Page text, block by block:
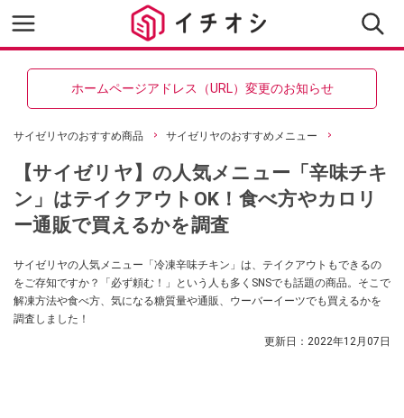
ホームページアドレス（URL）変更のお知らせ
サイゼリヤのおすすめ商品 サイゼリヤのおすすめメニュー
【サイゼリヤ】の人気メニュー「辛味チキ
ン」はテイクアウトOK！食べ方やカロリ
ー通販で買えるかを調査
サイゼリヤの人気メニュー「冷凍辛味チキン」は、テイクアウトもできるの
をご存知ですか？「必ず頼む！」という人も多くSNSでも話題の商品。そこで
解凍方法や食べ方、気になる糖質量や通販、ウーバーイーツでも買えるかを
調査しました！
更新日： 2022年12月07日